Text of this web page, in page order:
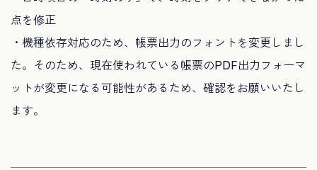
点を修正
・機種依存対応のため、帳票出力のフォントを変更しまし
た。そのため、現在使われている帳票のPDF出力フォーマ
ットが変更になる可能性があるため、確認をお願いいたし
ます。